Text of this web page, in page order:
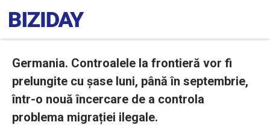
Germania. Controalele la frontieră vor fi
prelungite cu șase luni, până în septembrie,
într-o nouă încercare de a controla
problema migrației ilegale.